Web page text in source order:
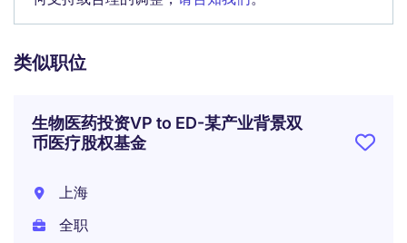
类似职位
生物医药投资VP to ED-某产业背景双
币医疗股权基金
上海
全职